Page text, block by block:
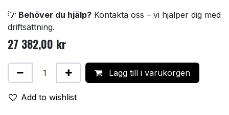
💡 Behöver du hjälp? Kontakta oss – vi hjälper dig med
driftsättning.
27 382,00 kr
Lägg till i varukorgen
Add to wishlist